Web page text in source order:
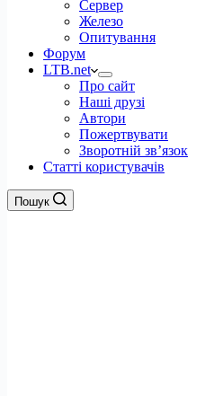
Сервер
Железо
Опитування
Форум
LTB.net
Про сайт
Наші друзі
Автори
Пожертвувати
Зворотній зв’язок
Статті користувачів
Пошук